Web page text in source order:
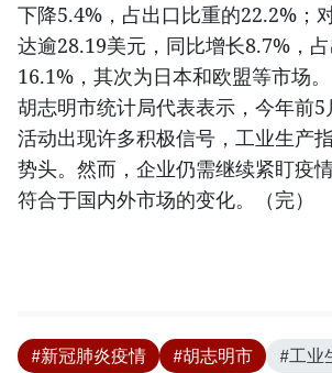
下降5.4%，占出口比重的22.2%；
达逾28.19美元，同比增长8.7%，
16.1%，其次为日本和欧盟等市场。
胡志明市统计局代表表示，今年前
活动出现许多积极信号，工业生产
势头。然而，企业仍需继续紧盯疫
符合于国内外市场的变化。（完）
#新冠肺炎疫情 #胡志明市
#工业